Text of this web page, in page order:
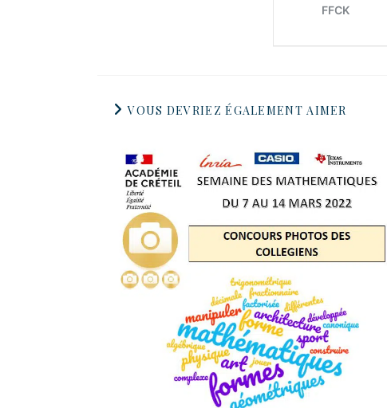
VOUS DEVRIEZ ÉGALEMENT AIMER